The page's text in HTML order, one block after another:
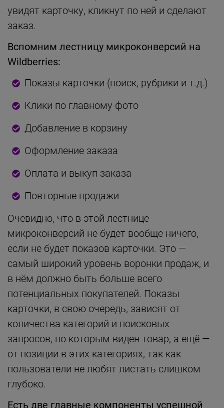
увидят карточку, кликнут по ней и сделают
заказ.
Вспомним лестницу микроконверсий на
Wildberries:
Показы карточки (поиск, рубрики и т.д.)
Клики по главному фото
Добавление в корзину
Оформление заказа
Оплата и выкуп заказа
Повторные продажи
Очевидно, что в этой лестнице
микроконверсий не будет вообще ничего,
если не будет показов карточки. Это —
самый широкий уровень воронки продаж, и
в нём должно быть больше всего
потенциальных покупателей. Показы
карточки, в свою очередь, зависят от
количества категорий и поисковых
запросов, по которым виден товар, а ещё —
от позиции в этих категориях, так как
пользователи не любят листать слишком
глубоко.
Есть две главные компоненты успешной